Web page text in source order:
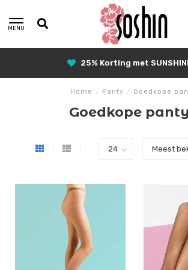
MENU
25% Korting met
Home / Panty / Goedkope
Goedkope